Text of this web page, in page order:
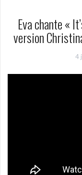
Eva chante «
version
4